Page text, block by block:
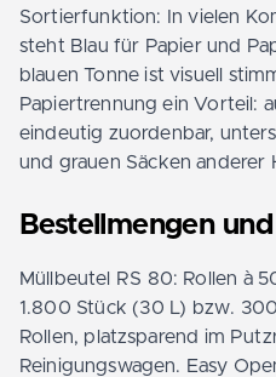
Sortierfunktion: In vielen
steht Blau für Papier und
blauen Tonne ist visuell
Papiertrennung ein Vorteil:
eindeutig zuordenbar,
und grauen Säcken anderer
Bestellmengen
Müllbeutel RS 80: Rollen à
1.800 Stück (30 L) bzw.
Rollen, platzsparend im
Reinigungswagen. Easy